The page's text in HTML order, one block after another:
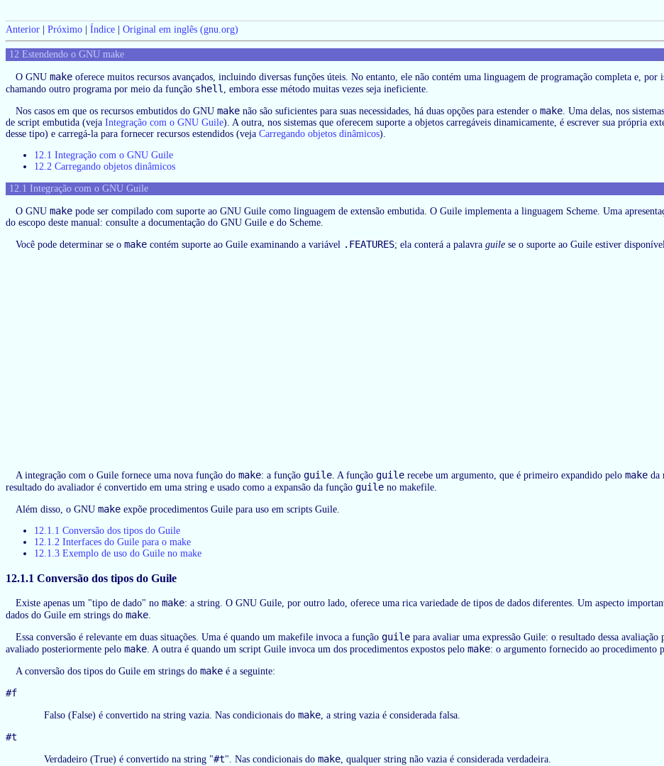
Anterior Próximo Índice Original em inglês (gnu.org)
12 Estendendo o GNU make
O GNU make oferece muitos recursos avançados, incluindo diversas funções úteis. No entanto, ele não contém uma linguagem de programação completa e, por
chamando outro programa por meio da função shell, embora esse método muitas vezes seja ineficiente.
Nos casos em que os recursos embutidos do GNU make não são suficientes para suas necessidades, há duas opções para estender o make. Uma delas, nos
de script embutida (veja Integração com o GNU Guile). A outra, nos sistemas que oferecem suporte a objetos carregáveis dinamicamente, é escrever sua própria
desse tipo) e carregá-la para fornecer recursos estendidos (veja Carregando objetos dinâmicos).
12.1 Integração com o GNU Guile
12.2 Carregando objetos dinâmicos
12.1 Integração com o GNU Guile
O GNU make pode ser compilado com suporte ao GNU Guile como linguagem de extensão embutida. O Guile implementa a linguagem Scheme. Uma
do escopo deste manual: consulte a documentação do GNU Guile e do Scheme.
Você pode determinar se o make contém suporte ao Guile examinando a variável .FEATURES; ela conterá a palavra guile se o suporte ao Guile estiver
A integração com o Guile fornece uma nova função do make: a função guile. A função guile recebe um argumento, que é primeiro expandido pelo make da
resultado do avaliador é convertido em uma string e usado como a expansão da função guile no makefile.
Além disso, o GNU make expõe procedimentos Guile para uso em scripts Guile.
12.1.1 Conversão dos tipos do Guile
12.1.2 Interfaces do Guile para o make
12.1.3 Exemplo de uso do Guile no make
12.1.1 Conversão dos tipos do Guile
Existe apenas um "tipo de dado" no make: a string. O GNU Guile, por outro lado, oferece uma rica variedade de tipos de dados diferentes. Um aspecto
dados do Guile em strings do make.
Essa conversão é relevante em duas situações. Uma é quando um makefile invoca a função guile para avaliar uma expressão Guile: o resultado dessa
avaliado posteriormente pelo make. A outra é quando um script Guile invoca um dos procedimentos expostos pelo make: o argumento fornecido ao procedimento
A conversão dos tipos do Guile em strings do make é a seguinte:
#f
Falso (False) é convertido na string vazia. Nas condicionais do make, a string vazia é considerada falsa.
#t
Verdadeiro (True) é convertido na string "#t". Nas condicionais do make, qualquer string não vazia é considerada verdadeira.